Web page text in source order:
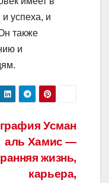
успеха, и
также
и
Усман
аль Хамис —
ранняя жизнь,
карьера,